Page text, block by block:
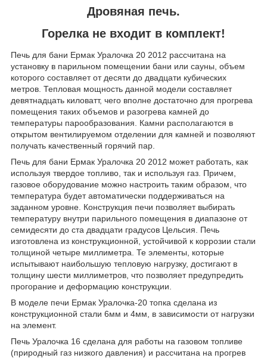
Дровяная печь.
Горелка не входит в комплект!
Печь для бани Ермак Уралочка 20 2012 рассчитана на
установку в парильном помещении бани или сауны, объем
которого составляет от десяти до двадцати кубических
метров. Тепловая мощность данной модели составляет
девятнадцать киловатт, чего вполне достаточно для прогрева
помещения таких объемов и разогрева камней до
температуры парообразования. Камни располагаются в
открытом вентилируемом отделении для камней и позволяют
получать качественный горячий пар.
Печь для бани Ермак Уралочка 20 2012 может работать, как
используя твердое топливо, так и используя газ. Причем,
газовое оборудование можно настроить таким образом, что
температура будет автоматически поддерживаться на
заданном уровне. Конструкция печи позволяет выбирать
температуру внутри парильного помещения в диапазоне от
семидесяти до ста двадцати градусов Цельсия. Печь
изготовлена из конструкционной, устойчивой к коррозии стали
толщиной четыре миллиметра. Те элементы, которые
испытывают наибольшую тепловую нагрузку, достигают в
толщину шести миллиметров, что позволяет предупредить
прогорание и деформацию конструкции.
В моделе печи Ермак Уралочка-20 топка сделана из
конструкционной стали 6мм и 4мм, в зависимости от нагрузки
на элемент.
Печь Уралочка 16 сделана для работы на газовом топливе
(природный газ низкого давления) и рассчитана на прогрев